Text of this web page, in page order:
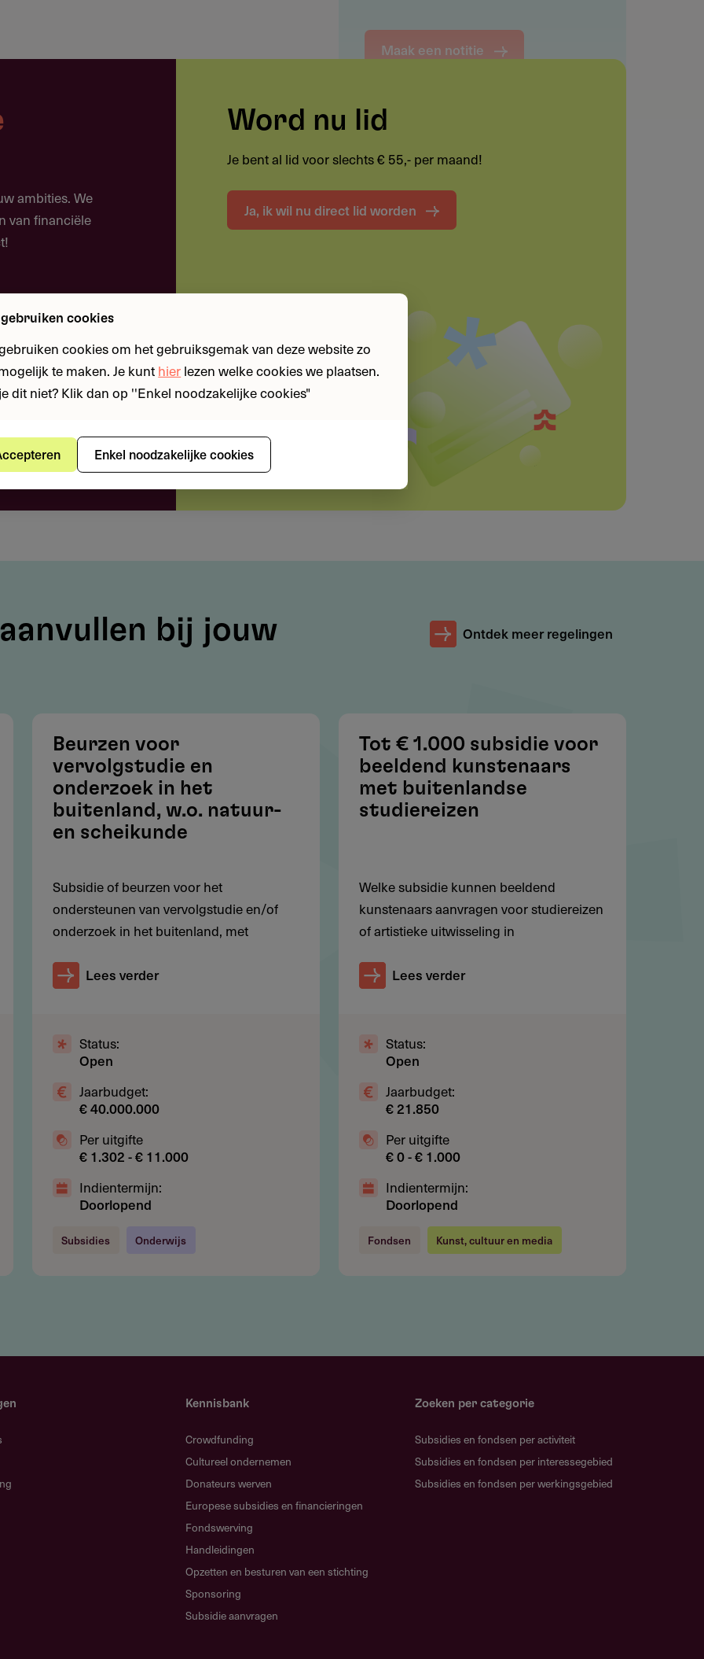
kunstenaar
voor professionele groei
projecten
en Tom van der Zaal
Rozendaal, Renkum, Westervoort, Duiven,
30 jaar (uitzonderingen tot 35 jaar voor
ontwikkeling
geen collectieve aanvragen
exploitatiekosten
15 kunstenaars
een concreet plan voor je professionele
aanvraag met een helder doel vergroot je kans
Maak een notitie
Funding informatie
Deel deze pagina
ambities. We
van financiële
je weg door
intuïtieve platform.
kans met onze
fondsen
Word nu lid
Je bent al lid voor slechts € 55,- per maand!
Ja, ik wil nu direct lid worden
bij jouw
Ontdek meer regelingen
Beurzen voor
vervolgstudie en
onderzoek in het
buitenland, w.o. natuur-
en scheikunde
Subsidie of beurzen voor het
ondersteunen van vervolgstudie en/of
onderzoek in het buitenland, met
Lees verder
Status:
Open
Jaarbudget:
€ 40.000.000
Per uitgifte
€ 1.302 - € 11.000
Indientermijn:
Doorlopend
Subsidies Onderwijs
Tot € 1.000 subsidie voor
beeldend kunstenaars
met buitenlandse
studiereizen
Welke subsidie kunnen beeldend
kunstenaars aanvragen voor studiereizen
of artistieke uitwisseling in
Lees verder
Status:
Open
Jaarbudget:
€ 21.850
Per uitgifte
€ 0 - € 1.000
Indientermijn:
Doorlopend
Fondsen Kunst, cultuur en media
Kennisbank
Crowdfunding
Cultureel ondernemen
Donateurs werven
Europese subsidies en financieringen
Fondswerving
Handleidingen
Opzetten en besturen van een stichting
Sponsoring
Subsidie aanvragen
Zoeken per categorie
Subsidies en fondsen per activiteit
Subsidies en fondsen per interessegebied
Subsidies en fondsen per werkingsgebied
cookies
cookies om het gebruiksgemak van deze website zo
te maken. Je kunthierlezen welke cookies we plaatsen.
dit niet? Klik dan op ''Enkel noodzakelijke cookies"
Enkel noodzakelijke cookies